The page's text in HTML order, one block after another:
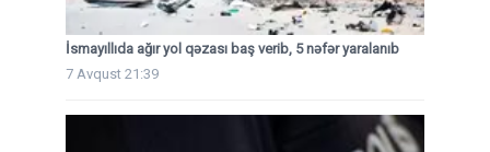
İsmayıllıda ağır yol qəzası baş verib, 5 nəfər yaralanıb
7 Avqust 21:39